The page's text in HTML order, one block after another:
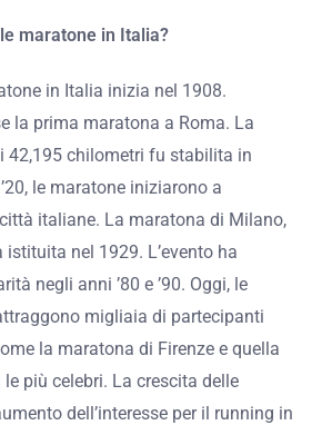
maratone in Italia?
in Italia inizia nel 1908.
la prima maratona a Roma. La
42,195 chilometri fu stabilita in
le maratone iniziarono a
italiane. La maratona di Milano,
istituita nel 1929. L’evento ha
negli anni ’80 e ’90. Oggi, le
migliaia di partecipanti
la maratona di Firenze e quella
più celebri. La crescita delle
dell’interesse per il running in